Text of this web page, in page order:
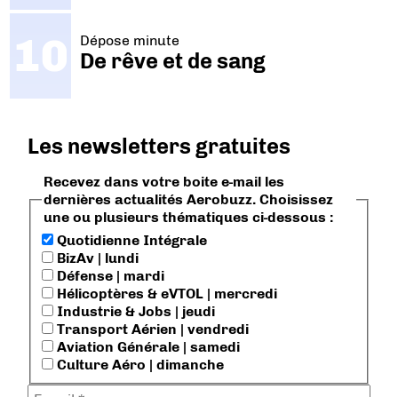
Dépose minute
De rêve et de sang
Les newsletters gratuites
Recevez dans votre boite e-mail les
dernières actualités Aerobuzz. Choisissez
une ou plusieurs thématiques ci-dessous :
Quotidienne Intégrale
BizAv | lundi
Défense | mardi
Hélicoptères & eVTOL | mercredi
Industrie & Jobs | jeudi
Transport Aérien | vendredi
Aviation Générale | samedi
Culture Aéro | dimanche